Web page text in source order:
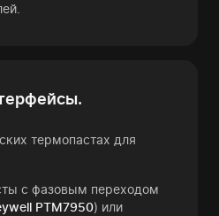
термопастах для
с фазовым переходом
PTM7950) или